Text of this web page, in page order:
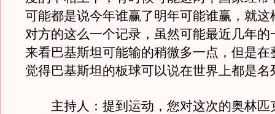
可能都是说今年谁赢了明年可能谁赢，就这
对方的这么一个记录，虽然可能最近几年的
来看巴基斯坦可能输的稍微多一点，但是在
觉得巴基斯坦的板球可以说在世界上都是名
主持人：提到运动，您对这次的奥林匹